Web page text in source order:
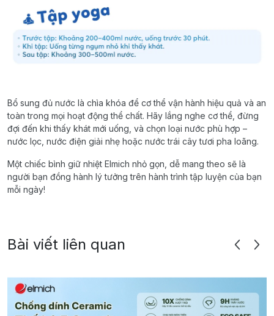
Bổ sung đủ nước là chìa khóa để cơ thể vận hành hiệu quả và an
toàn trong mọi hoạt động thể chất. Hãy lắng nghe cơ thể, đừng
đợi đến khi thấy khát mới uống, và chọn loại nước phù hợp –
nước lọc, nước điện giải nhẹ hoặc nước trái cây tươi pha loãng.
Một chiếc bình giữ nhiệt Elmich nhỏ gọn, dễ mang theo sẽ là
người bạn đồng hành lý tưởng trên hành trình tập luyện của bạn
mỗi ngày!
Bài viết liên quan